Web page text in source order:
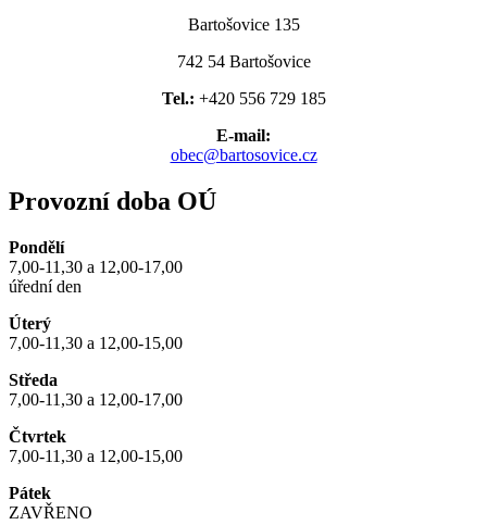
Bartošovice 135
742 54 Bartošovice
Tel.: +420 556 729 185
E-mail:
obec@bartosovice.cz
Provozní doba OÚ
Pondělí
7,00-11,30 a 12,00-17,00
úřední den
Úterý
7,00-11,30 a 12,00-15,00
Středa
7,00-11,30 a 12,00-17,00
Čtvrtek
7,00-11,30 a 12,00-15,00
Pátek
ZAVŘENO